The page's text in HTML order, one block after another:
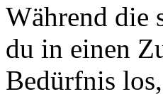
Während die
du in einen
Bedürfnis